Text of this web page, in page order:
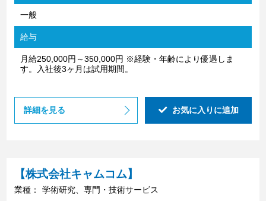
一般
給与
月給250,000円～350,000円 ※経験・年齢により優遇しま
す。入社後3ヶ月は試用期間。
詳細を見る お気に入りに追加
【株式会社キャムコム】
業種： 学術研究、専門・技術サービス